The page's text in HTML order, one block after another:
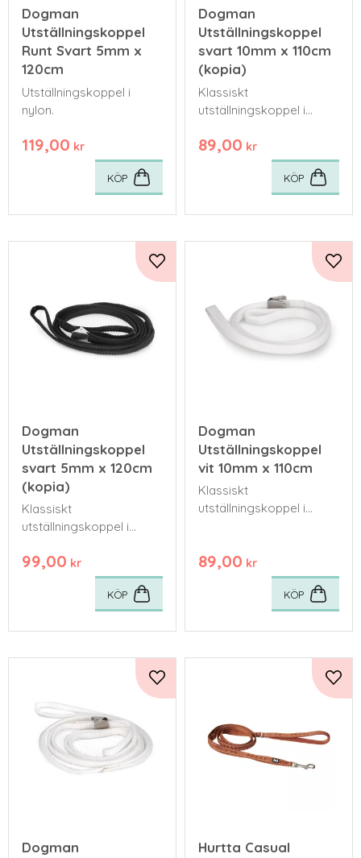
Dogman
Utställningskoppel
Runt Svart 5mm x
120cm
Utställningskoppel i
nylon.
119,00 kr
KÖP
Dogman
Utställningskoppel
svart 10mm x 110cm
(kopia)
Klassiskt
utställningskoppel i
89,00 kr
KÖP
Dogman
Utställningskoppel
svart 5mm x 120cm
(kopia)
Klassiskt
utställningskoppel i
99,00 kr
Lägg till i favoriter
KÖP
Dogman
Utställningskoppel
vit 10mm x 110cm
Klassiskt
utställningskoppel i
89,00 kr
KÖP
Dogman
Lägg till i favoriter
Hurtta Casual